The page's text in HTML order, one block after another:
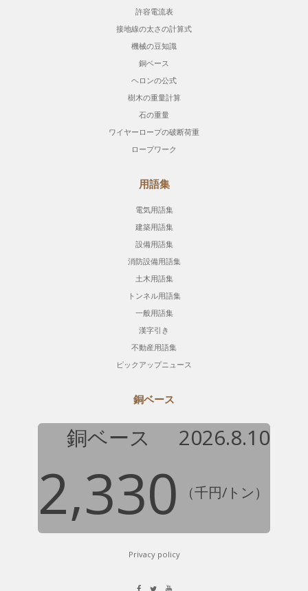
許容電流表
接地線の太さの計算式
機械の豆知識
銅ベース
ヘロンの公式
樹木の重量計算
石の重量
ワイヤーロープの破断荷重
ロープワーク
用語集
電気用語集
建築用語集
設備用語集
消防設備用語集
土木用語集
トンネル用語集
一般用語集
漢字引き
不動産用語集
ピックアップニュース
銅ベース
銅ベース 2026.8.10
2,330 （千円/トン）
Privacy policy